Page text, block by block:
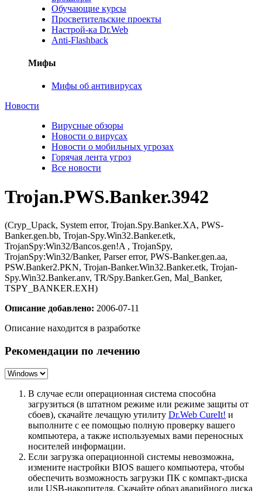
Обучающие курсы
Просветительские проекты
Настрой-ка Dr.Web
Anti-Flashback
Мифы
Мифы об антивирусах
Новости
Вирусные обзоры
Новости о вирусах
Новости о мобильных угрозах
Горячая лента угроз
Все новости
Trojan.PWS.Banker.3942
(Cryp_Upack, System error, Trojan.Spy.Banker.XA, PWS-
Banker.gen.bb, Trojan-Spy.Win32.Banker.etk,
TrojanSpy:Win32/Bancos.gen!A , TrojanSpy,
TrojanSpy:Win32/Banker, Parser error, PWS-Banker.gen.aa,
PSW.Banker2.PKN, Trojan-Banker.Win32.Banker.etk, Trojan-
Spy.Win32.Banker.anv, TR/Spy.Banker.Gen, Mal_Banker,
TSPY_BANKER.EXH)
Описание добавлено: 2006-07-11
Описание находится в разработке
Рекомендации по лечению
В случае если операционная система способна
загрузиться (в штатном режиме или режиме защиты от
сбоев), скачайте лечащую утилиту Dr.Web CureIt! и
выполните с ее помощью полную проверку вашего
компьютера, а также используемых вами переносных
носителей информации.
Если загрузка операционной системы невозможна,
измените настройки BIOS вашего компьютера, чтобы
обеспечить возможность загрузки ПК с компакт-диска
или USB-накопителя. Скачайте образ аварийного диска